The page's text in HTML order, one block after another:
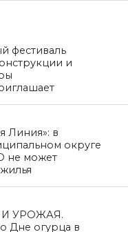
фестиваль
и
Линия»: в
округе
не может
УРОЖАЯ.
Дне огурца в